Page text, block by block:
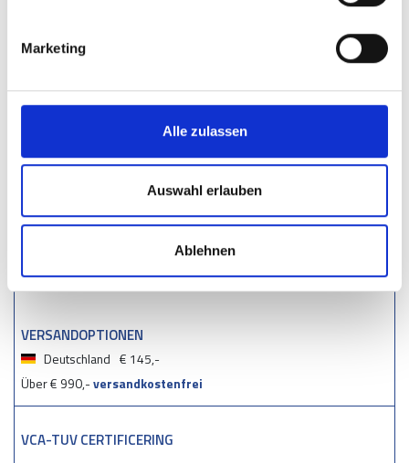
Marketing
Alle zulassen
Auswahl erlauben
Ablehnen
VERSANDOPTIONEN
Deutschland € 145,-
Über € 990,-versandkostenfrei
VCA-TUV CERTIFICERING